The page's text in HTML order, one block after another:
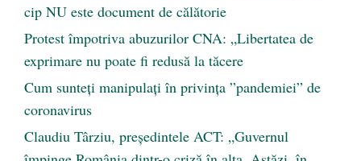
cip NU este document de călătorie
Protest împotriva abuzurilor CNA: „Libertatea de
exprimare nu poate fi redusă la tăcere
Cum sunteți manipulați în privința ”pandemiei” de
coronavirus
Claudiu Târziu, președintele ACT: „Guvernul